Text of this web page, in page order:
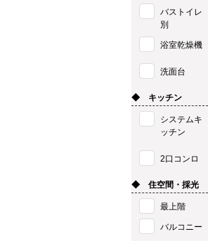
バストイレ
別
浴室乾燥機
洗面台
◆ キッチン
システムキ
ッチン
2口コンロ
◆ 住空間・採光
最上階
バルコニー